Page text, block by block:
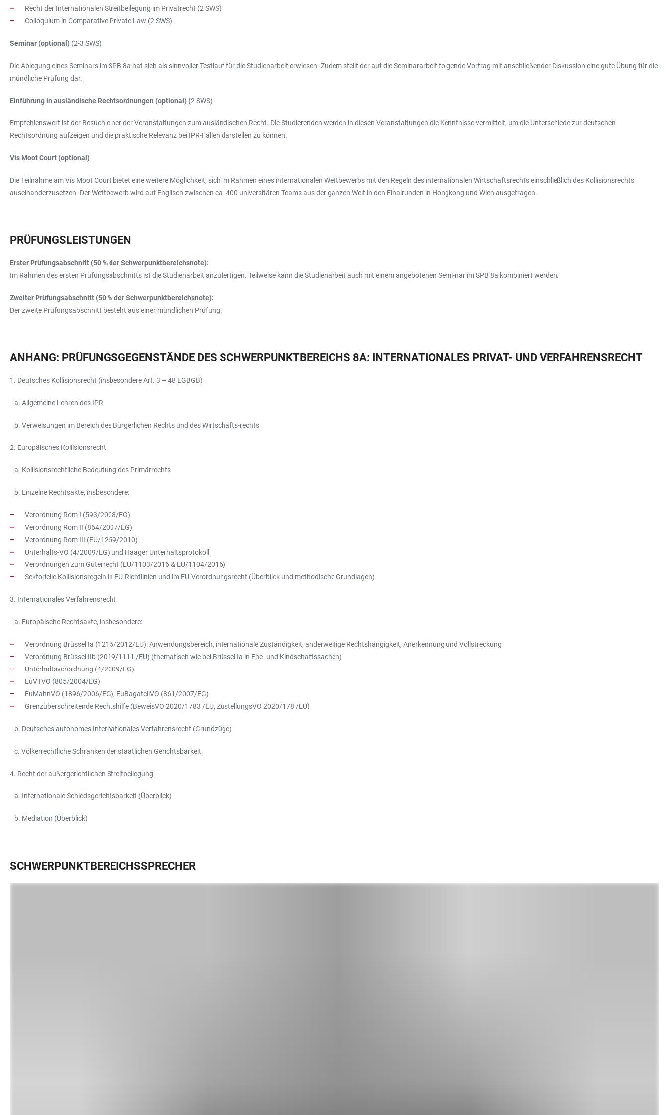
Recht der Internationalen Streitbeilegung im Privatrecht (2 SWS)
Colloquium in Comparative Private Law (2 SWS)
Seminar (optional) (2-3 SWS)
Die Ablegung eines Seminars im SPB 8a hat sich als sinnvoller Testlauf für die Studienarbeit erwiesen. Zudem stellt der auf die Seminararbeit folgende Vortrag mit anschließender Diskussion eine gute Übung für die
mündliche Prüfung dar.
Einführung in ausländische Rechtsordnungen (optional) (2 SWS)
Empfehlenswert ist der Besuch einer der Veranstaltungen zum ausländischen Recht. Die Studierenden werden in diesen Veranstaltungen die Kenntnisse vermittelt, um die Unterschiede zur deutschen
Rechtsordnung aufzeigen und die praktische Relevanz bei IPR-Fällen darstellen zu können.
Vis Moot Court (optional)
Die Teilnahme am Vis Moot Court bietet eine weitere Möglichkeit, sich im Rahmen eines internationalen Wettbewerbs mit den Regeln des internationalen Wirtschaftsrechts einschließlich des Kollisionsrechts
auseinanderzusetzen. Der Wettbewerb wird auf Englisch zwischen ca. 400 universitären Teams aus der ganzen Welt in den Finalrunden in Hongkong und Wien ausgetragen.
PRÜFUNGSLEISTUNGEN
Erster Prüfungsabschnitt (50 % der Schwerpunktbereichsnote):
Im Rahmen des ersten Prüfungsabschnitts ist die Studienarbeit anzufertigen. Teilweise kann die Studienarbeit auch mit einem angebotenen Semi-nar im SPB 8a kombiniert werden.
Zweiter Prüfungsabschnitt (50 % der Schwerpunktbereichsnote):
Der zweite Prüfungsabschnitt besteht aus einer mündlichen Prüfung.
ANHANG: PRÜFUNGSGEGENSTÄNDE DES SCHWERPUNKTBEREICHS 8A: INTERNATIONALES PRIVAT- UND VERFAHRENSRECHT
1. Deutsches Kollisionsrecht (insbesondere Art. 3 – 48 EGBGB)
a. Allgemeine Lehren des IPR
b. Verweisungen im Bereich des Bürgerlichen Rechts und des Wirtschafts-rechts
2. Europäisches Kollisionsrecht
a. Kollisionsrechtliche Bedeutung des Primärrechts
b. Einzelne Rechtsakte, insbesondere:
Verordnung Rom I (593/2008/EG)
Verordnung Rom II (864/2007/EG)
Verordnung Rom III (EU/1259/2010)
Unterhalts-VO (4/2009/EG) und Haager Unterhaltsprotokoll
Verordnungen zum Güterrecht (EU/1103/2016 & EU/1104/2016)
Sektorielle Kollisionsregeln in EU-Richtlinien und im EU-Verordnungsrecht (Überblick und methodische Grundlagen)
3. Internationales Verfahrensrecht
a. Europäische Rechtsakte, insbesondere:
Verordnung Brüssel Ia (1215/2012/EU): Anwendungsbereich, internationale Zuständigkeit, anderweitige Rechtshängigkeit, Anerkennung und Vollstreckung
Verordnung Brüssel IIb (2019/1111 /EU) (thematisch wie bei Brüssel Ia in Ehe- und Kindschaftssachen)
Unterhaltsverordnung (4/2009/EG)
EuVTVO (805/2004/EG)
EuMahnVO (1896/2006/EG), EuBagatellVO (861/2007/EG)
Grenzüberschreitende Rechtshilfe (BeweisVO 2020/1783 /EU, ZustellungsVO 2020/178 /EU)
b. Deutsches autonomes Internationales Verfahrensrecht (Grundzüge)
c. Völkerrechtliche Schranken der staatlichen Gerichtsbarkeit
4. Recht der außergerichtlichen Streitbeilegung
a. Internationale Schiedsgerichtsbarkeit (Überblick)
b. Mediation (Überblick)
SCHWERPUNKTBEREICHSSPRECHER